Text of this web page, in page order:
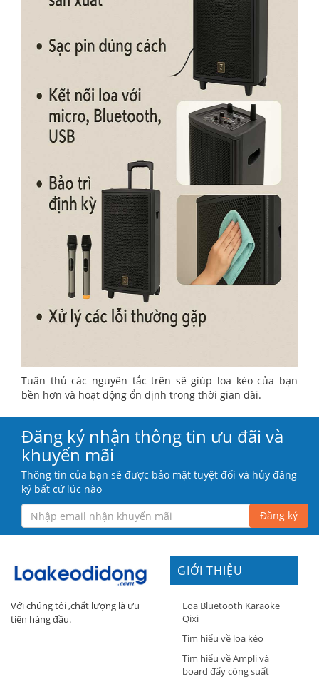
Tuân thủ các nguyên tắc trên sẽ giúp loa kéo của bạn
bền hơn và hoạt động ổn định trong thời gian dài.
Đăng ký nhận thông tin ưu đãi và
khuyến mãi
Thông tin của bạn sẽ được bảo mật tuyệt đối và hủy đăng
ký bất cứ lúc nào
Đăng ký
Với chúng tôi ,chất lượng là ưu
tiên hàng đầu.
GIỚI THIỆU
Loa Bluetooth Karaoke
Qixi
Tìm hiểu về loa kéo
Tìm hiểu về Ampli và
board đẩy công suất